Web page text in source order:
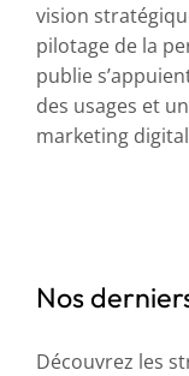
vision
pilotage de la
publie
des usages et
marketing
Nos
Découvrez les